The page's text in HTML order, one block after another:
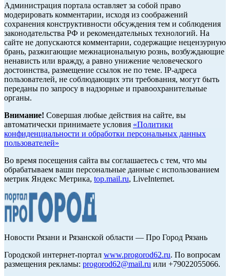
Администрация портала оставляет за собой право
модерировать комментарии, исходя из соображений
сохранения конструктивности обсуждения тем и соблюдения
законодательства РФ и рекомендательных технологий. На
сайте не допускаются комментарии, содержащие нецензурную
брань, разжигающие межнациональную рознь, возбуждающие
ненависть или вражду, а равно унижение человеческого
достоинства, размещение ссылок не по теме. IP-адреса
пользователей, не соблюдающих эти требования, могут быть
переданы по запросу в надзорные и правоохранительные
органы.
Внимание! Совершая любые действия на сайте, вы
автоматически принимаете условия «Политики
конфиденциальности и обработки персональных данных
пользователей»
Во время посещения сайта вы соглашаетесь с тем, что мы
обрабатываем ваши персональные данные с использованием
метрик Яндекс Метрика, top.mail.ru, LiveInternet.
Новости Рязани и Рязанской области — Про Город Рязань
Городской интернет-портал www.progorod62.ru. По вопросам
размещения рекламы: progorod62@mail.ru или +79022055066.